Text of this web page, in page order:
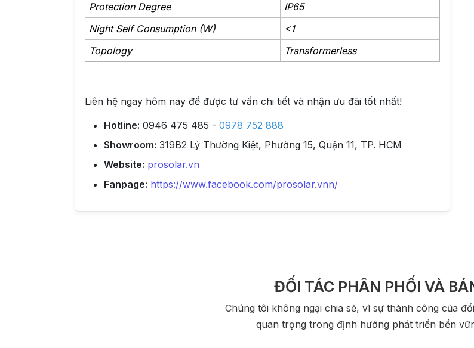
Protection Degree
IP65
Night Self Consumption (W)
<1
Topology
Transformerless
Liên hệ ngay hôm nay để được tư vấn chi tiết và nhận ưu đãi tốt nhất!
Hotline: 0946 475 485 - 0978 752 888
Showroom: 319B2 Lý Thường Kiệt, Phường 15, Quận 11, TP. HCM
Website: prosolar.vn
Fanpage: https://www.facebook.com/prosolar.vnn/
ĐỐI TÁC PHÂN PHỐI VÀ
Chúng tôi không ngại chia sẻ, vì sự thành công của
quan trọng trong định hướng phát triển bền